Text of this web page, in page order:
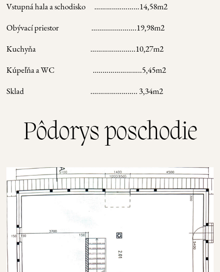
Vstupná hala a schodisko
………..…………14,58m2
Obývací priestor
…..........……….19,98m2
Kuchyňa
………….…..…..10,27m2
Kúpeľňa a WC
..…………………..5,45m2
Sklad
.………………….. 3,34m2
Pôdorys poschodie